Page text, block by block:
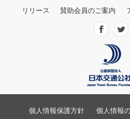
リリース 賛助会員のご案内
個人情報保護方針 個人情報